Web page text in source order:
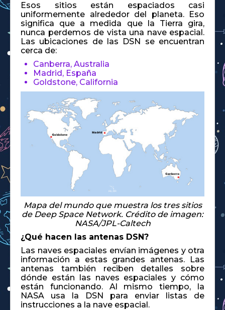
Esos sitios están espaciados casi
uniformemente alrededor del planeta. Eso
significa que a medida que la Tierra gira,
nunca perdemos de vista una nave espacial.
Las ubicaciones de las DSN se encuentran
cerca de:
Canberra, Australia
Madrid, España
Goldstone, California
Mapa del mundo que muestra los tres sitios
de Deep Space Network. Crédito de imagen:
NASA/JPL-Caltech
¿Qué hacen las antenas DSN?
Las naves espaciales envían imágenes y otra
información a estas grandes antenas. Las
antenas también reciben detalles sobre
dónde están las naves espaciales y cómo
están funcionando. Al mismo tiempo, la
NASA usa la DSN para enviar listas de
instrucciones a la nave espacial.